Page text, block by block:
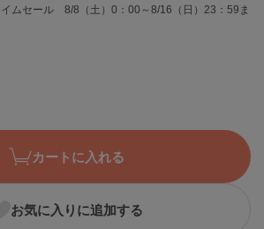
ムセール 8/8（土）0：00～8/16（日）23：59ま
カートに入れる
お気に入りに追加する